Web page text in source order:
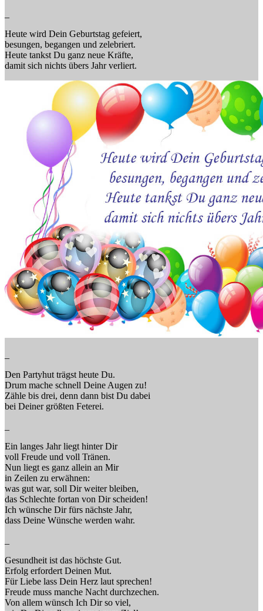
Heute wird Dein Geburtstag gefeiert,
besungen, begangen und zelebriert.
Heute tankst Du ganz neue Kräfte,
damit sich nichts übers Jahr verliert.
Den Partyhut trägst heute Du.
Drum mache schnell Deine Augen zu!
Zähle bis drei, denn dann bist Du dabei
bei Deiner größten Feterei.
Ein langes Jahr liegt hinter Dir
voll Freude und voll Tränen.
Nun liegt es ganz allein an Mir
in Zeilen zu erwähnen:
was gut war, soll Dir weiter bleiben,
das Schlechte fortan von Dir scheiden!
Ich wünsche Dir fürs nächste Jahr,
dass Deine Wünsche werden wahr.
Gesundheit ist das höchste Gut.
Erfolg erfordert Deinen Mut.
Für Liebe lass Dein Herz laut sprechen!
Freude muss manche Nacht durchzechen.
Von allem wünsch Ich Dir so viel,